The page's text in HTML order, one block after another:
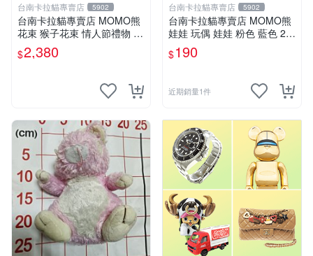
台南卡拉貓專賣店 5902
台南卡拉貓專賣店 MOMO熊
花束 猴子花束 情人節禮物 二
選一 可繡字 可今天寄明天到
$2,380
台南卡拉貓專賣店 5902
台南卡拉貓專賣店 MOMO熊
娃娃 玩偶 娃娃 粉色 藍色 2色
分售
$190
近期銷量1件